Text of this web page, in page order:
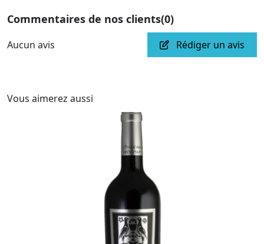
Commentaires de nos clients(0)
Aucun avis Rédiger un avis
Vous aimerez aussi